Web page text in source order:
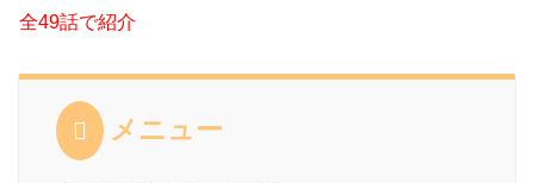
全49話で紹介
メニュー